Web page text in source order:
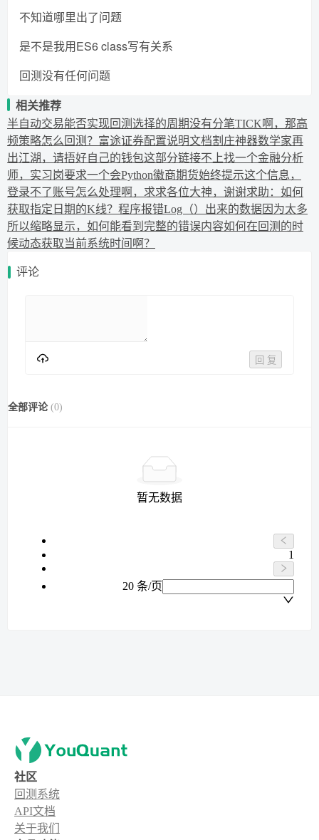
不知道哪里出了问题
是不是我用ES6 class写有关系
回测没有任何问题
相关推荐
半自动交易能否实现回测选择的周期没有分笔TICK啊，那高
频策略怎么回测？ 富途证券配置说明文档割庄神器数学家再
出江湖，请捂好自己的钱包这部分链接不上找一个金融分析
师，实习岗要求一个会Python徽商期货始终提示这个信息，
登录不了账号怎么处理啊，求求各位大神，谢谢求助：如何
获取指定日期的K线？ 程序报错Log（）出来的数据因为太多
所以缩略显示，如何能看到完整的错误内容如何在回测的时
候动态获取当前系统时间啊？
评论
回 复
全部评论 (0)
暂无数据
1
20 条/页
社区
回测系统
API文档
关于我们